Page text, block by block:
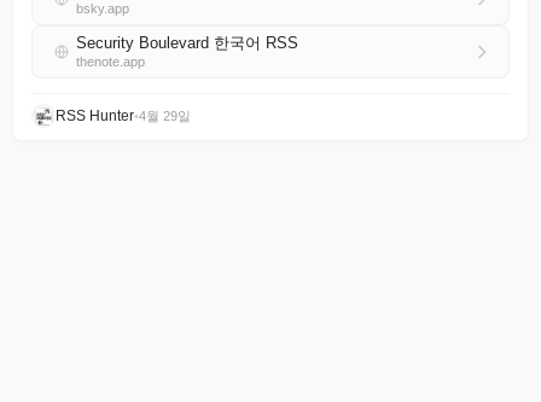
bsky.app
Security Boulevard 한국어 RSS
thenote.app
RSS Hunter•4월 29일